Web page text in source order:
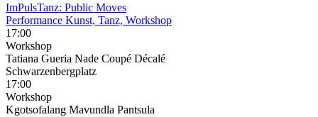
ImPulsTanz: Public Moves
Performance Kunst, Tanz, Workshop
17:00
Workshop
Tatiana Gueria Nade Coupé Décalé
Schwarzenbergplatz
17:00
Workshop
Kgotsofalang Mavundla Pantsula